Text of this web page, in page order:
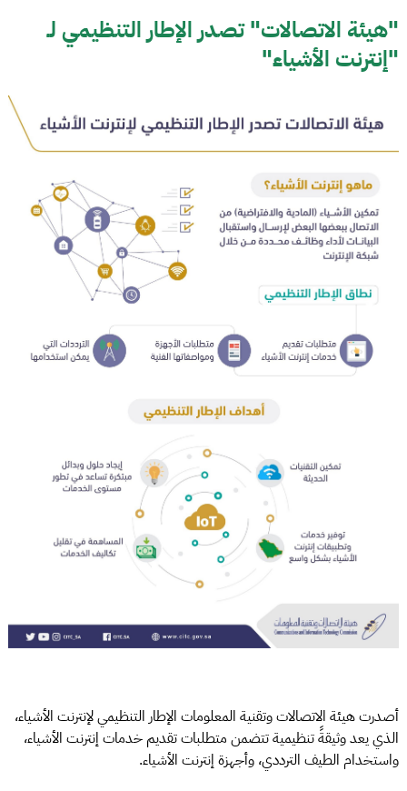
"هيئة الاتصالات" تصدر الإطار التنظيمي لـ
"إنترنت الأشياء"
أصدرت هيئة الاتصالات وتقنية المعلومات الإطار التنظيمي لإنترنت الأشياء،
الذي يعد وثيقةً تنظيمية تتضمن متطلبات تقديم خدمات إنترنت الأشياء،
واستخدام الطيف الترددي، وأجهزة إنترنت الأشياء.